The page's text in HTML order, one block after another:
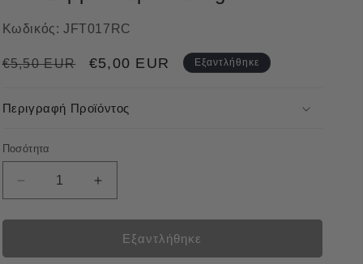
Κωδικός: JFT017RC
Κανονική
€5,50 EUR
Τιμή
€5,00 EUR Εξαντλήθηκε
Περιγραφή Προϊόντος
Ποσότητα
Μείωση
ποσότητας
για
Dental
Αύξηση
ποσότητας
για
Fish4dogs
Dental
Εξαντλήθηκε